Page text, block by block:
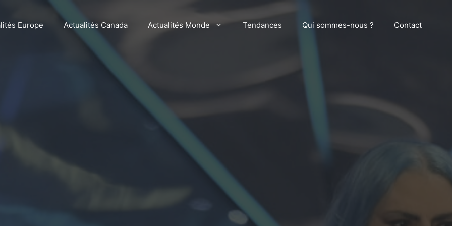
Europe Actualités Canada Actualités Monde Tendances Qui sommes-nous ? Contact